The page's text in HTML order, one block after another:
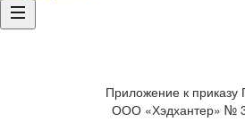
Приложение к приказу
ООО «Хэдхантер» №